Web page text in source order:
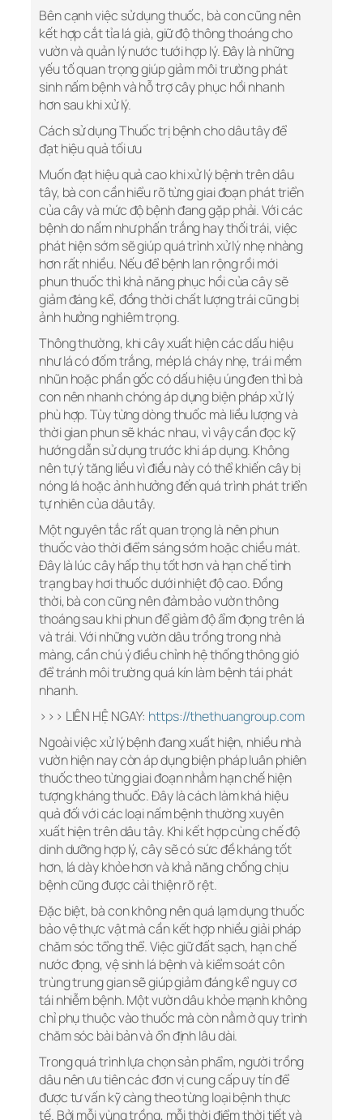
Bên cạnh việc sử dụng thuốc, bà con cũng nên
kết hợp cắt tỉa lá già, giữ độ thông thoáng cho
vườn và quản lý nước tưới hợp lý. Đây là những
yếu tố quan trọng giúp giảm môi trường phát
sinh nấm bệnh và hỗ trợ cây phục hồi nhanh
hơn sau khi xử lý.
Cách sử dụng Thuốc trị bệnh cho dâu tây để
đạt hiệu quả tối ưu
Muốn đạt hiệu quả cao khi xử lý bệnh trên dâu
tây, bà con cần hiểu rõ từng giai đoạn phát triển
của cây và mức độ bệnh đang gặp phải. Với các
bệnh do nấm như phấn trắng hay thối trái, việc
phát hiện sớm sẽ giúp quá trình xử lý nhẹ nhàng
hơn rất nhiều. Nếu để bệnh lan rộng rồi mới
phun thuốc thì khả năng phục hồi của cây sẽ
giảm đáng kể, đồng thời chất lượng trái cũng bị
ảnh hưởng nghiêm trọng.
Thông thường, khi cây xuất hiện các dấu hiệu
như lá có đốm trắng, mép lá cháy nhẹ, trái mềm
nhũn hoặc phần gốc có dấu hiệu úng đen thì bà
con nên nhanh chóng áp dụng biện pháp xử lý
phù hợp. Tùy từng dòng thuốc mà liều lượng và
thời gian phun sẽ khác nhau, vì vậy cần đọc kỹ
hướng dẫn sử dụng trước khi áp dụng. Không
nên tự ý tăng liều vì điều này có thể khiến cây bị
nóng lá hoặc ảnh hưởng đến quá trình phát triển
tự nhiên của dâu tây.
Một nguyên tắc rất quan trọng là nên phun
thuốc vào thời điểm sáng sớm hoặc chiều mát.
Đây là lúc cây hấp thụ tốt hơn và hạn chế tình
trạng bay hơi thuốc dưới nhiệt độ cao. Đồng
thời, bà con cũng nên đảm bảo vườn thông
thoáng sau khi phun để giảm độ ẩm đọng trên lá
và trái. Với những vườn dâu trồng trong nhà
màng, cần chú ý điều chỉnh hệ thống thông gió
để tránh môi trường quá kín làm bệnh tái phát
nhanh.
>>> LIÊN HỆ NGAY: https://thethuangroup.com
Ngoài việc xử lý bệnh đang xuất hiện, nhiều nhà
vườn hiện nay còn áp dụng biện pháp luân phiên
thuốc theo từng giai đoạn nhằm hạn chế hiện
tượng kháng thuốc. Đây là cách làm khá hiệu
quả đối với các loại nấm bệnh thường xuyên
xuất hiện trên dâu tây. Khi kết hợp cùng chế độ
dinh dưỡng hợp lý, cây sẽ có sức đề kháng tốt
hơn, lá dày khỏe hơn và khả năng chống chịu
bệnh cũng được cải thiện rõ rệt.
Đặc biệt, bà con không nên quá lạm dụng thuốc
bảo vệ thực vật mà cần kết hợp nhiều giải pháp
chăm sóc tổng thể. Việc giữ đất sạch, hạn chế
nước đọng, vệ sinh lá bệnh và kiểm soát côn
trùng trung gian sẽ giúp giảm đáng kể nguy cơ
tái nhiễm bệnh. Một vườn dâu khỏe mạnh không
chỉ phụ thuộc vào thuốc mà còn nằm ở quy trình
chăm sóc bài bản và ổn định lâu dài.
Trong quá trình lựa chọn sản phẩm, người trồng
dâu nên ưu tiên các đơn vị cung cấp uy tín để
được tư vấn kỹ càng theo từng loại bệnh thực
tế. Bởi mỗi vùng trồng, mỗi thời điểm thời tiết và